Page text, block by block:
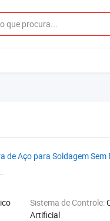
Aço para Soldagem Sem
Sistema de Controle:
Artificial